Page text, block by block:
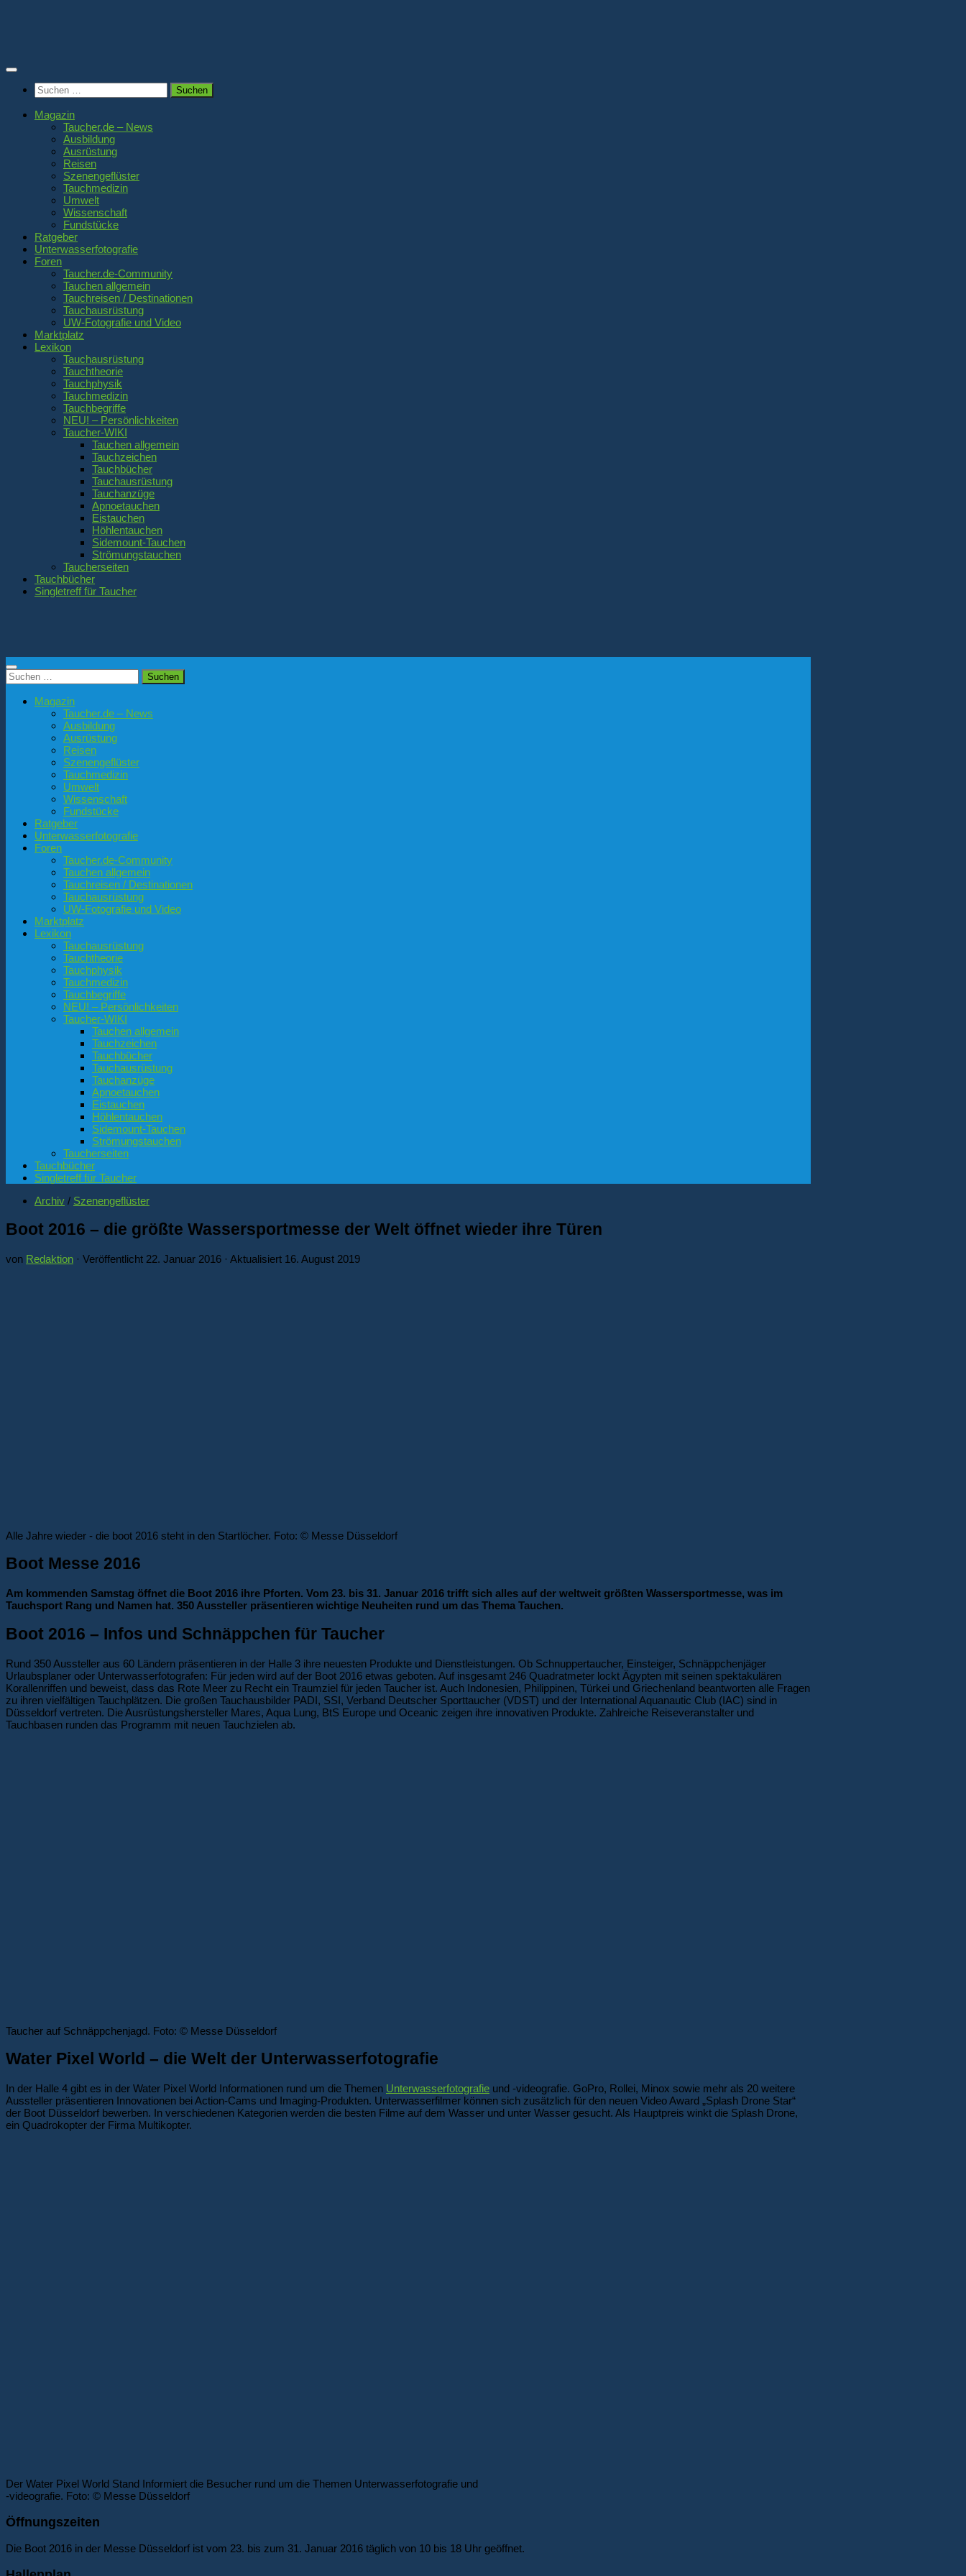
Suchen
nach:
Magazin
Taucher.de – News
Ausbildung
Ausrüstung
Reisen
Szenengeflüster
Tauchmedizin
Umwelt
Wissenschaft
Fundstücke
Ratgeber
Unterwasserfotografie
Foren
Taucher.de-Community
Tauchen allgemein
Tauchreisen / Destinationen
Tauchausrüstung
UW-Fotografie und Video
Marktplatz
Lexikon
Tauchausrüstung
Tauchtheorie
Tauchphysik
Tauchmedizin
Tauchbegriffe
NEU! – Persönlichkeiten
Taucher-WIKI
Tauchen allgemein
Tauchzeichen
Tauchbücher
Tauchausrüstung
Tauchanzüge
Apnoetauchen
Eistauchen
Höhlentauchen
Sidemount-Tauchen
Strömungstauchen
Taucherseiten
Tauchbücher
Singletreff für Taucher
Suchen
nach:
Magazin
Taucher.de – News
Ausbildung
Ausrüstung
Reisen
Szenengeflüster
Tauchmedizin
Umwelt
Wissenschaft
Fundstücke
Ratgeber
Unterwasserfotografie
Foren
Taucher.de-Community
Tauchen allgemein
Tauchreisen / Destinationen
Tauchausrüstung
UW-Fotografie und Video
Marktplatz
Lexikon
Tauchausrüstung
Tauchtheorie
Tauchphysik
Tauchmedizin
Tauchbegriffe
NEU! – Persönlichkeiten
Taucher-WIKI
Tauchen allgemein
Tauchzeichen
Tauchbücher
Tauchausrüstung
Tauchanzüge
Apnoetauchen
Eistauchen
Höhlentauchen
Sidemount-Tauchen
Strömungstauchen
Taucherseiten
Tauchbücher
Singletreff für Taucher
Archiv / Szenengeflüster
Boot 2016 – die größte Wassersportmesse der Welt öffnet wieder ihre Türen
von Redaktion · Veröffentlicht 22. Januar 2016 · Aktualisiert 16. August 2019
Alle Jahre wieder - die boot 2016 steht in den Startlöcher. Foto: © Messe Düsseldorf
Boot Messe 2016
Am kommenden Samstag öffnet die Boot 2016 ihre Pforten. Vom 23. bis 31. Januar 2016 trifft sich alles auf der weltweit größten Wassersportmesse, was im
Tauchsport Rang und Namen hat. 350 Aussteller präsentieren wichtige Neuheiten rund um das Thema Tauchen.
Boot 2016 – Infos und Schnäppchen für Taucher
Rund 350 Aussteller aus 60 Ländern präsentieren in der Halle 3 ihre neuesten Produkte und Dienstleistungen. Ob Schnuppertaucher, Einsteiger, Schnäppchenjäger
Urlaubsplaner oder Unterwasserfotografen: Für jeden wird auf der Boot 2016 etwas geboten. Auf insgesamt 246 Quadratmeter lockt Ägypten mit seinen spektakulären
Korallenriffen und beweist, dass das Rote Meer zu Recht ein Traumziel für jeden Taucher ist. Auch Indonesien, Philippinen, Türkei und Griechenland beantworten alle Fragen
zu ihren vielfältigen Tauchplätzen. Die großen Tauchausbilder PADI, SSI, Verband Deutscher Sporttaucher (VDST) und der International Aquanautic Club (IAC) sind in
Düsseldorf vertreten. Die Ausrüstungshersteller Mares, Aqua Lung, BtS Europe und Oceanic zeigen ihre innovativen Produkte. Zahlreiche Reiseveranstalter und
Tauchbasen runden das Programm mit neuen Tauchzielen ab.
Taucher auf Schnäppchenjagd. Foto: © Messe Düsseldorf
Water Pixel World – die Welt der Unterwasserfotografie
In der Halle 4 gibt es in der Water Pixel World Informationen rund um die Themen Unterwasserfotografie und -videografie. GoPro, Rollei, Minox sowie mehr als 20 weitere
Aussteller präsentieren Innovationen bei Action-Cams und Imaging-Produkten. Unterwasserfilmer können sich zusätzlich für den neuen Video Award „Splash Drone Star“
der Boot Düsseldorf bewerben. In verschiedenen Kategorien werden die besten Filme auf dem Wasser und unter Wasser gesucht. Als Hauptpreis winkt die Splash Drone,
ein Quadrokopter der Firma Multikopter.
Der Water Pixel World Stand Informiert die Besucher rund um die Themen Unterwasserfotografie und
-videografie. Foto: © Messe Düsseldorf
Öffnungszeiten
Die Boot 2016 in der Messe Düsseldorf ist vom 23. bis zum 31. Januar 2016 täglich von 10 bis 18 Uhr geöffnet.